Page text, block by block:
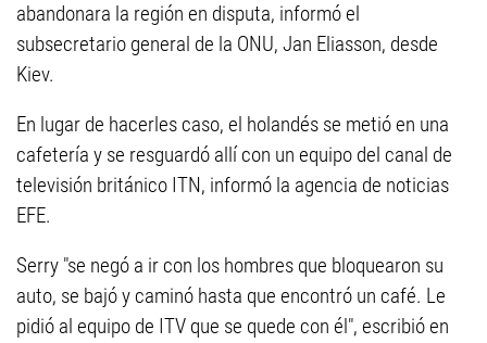
abandonara la región en disputa, informó el
subsecretario general de la ONU, Jan Eliasson, desde
Kiev.
En lugar de hacerles caso, el holandés se metió en una
cafetería y se resguardó allí con un equipo del canal de
televisión británico ITN, informó la agencia de noticias
EFE.
Serry "se negó a ir con los hombres que bloquearon su
auto, se bajó y caminó hasta que encontró un café. Le
pidió al equipo de ITV que se quede con él", escribió en